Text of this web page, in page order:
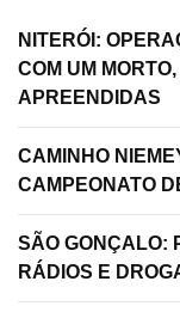
NITERÓI:
COM UM
APREENDIDAS
CAMINHO
CAMPEONATO
SÃO GONÇALO:
RÁDIOS E